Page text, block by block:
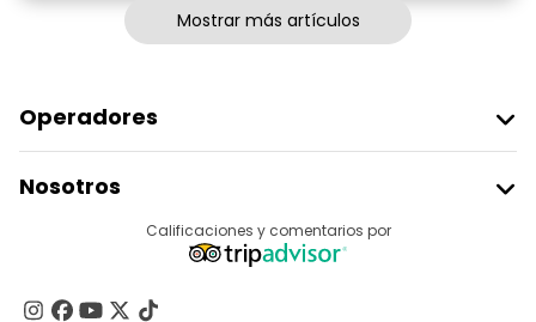
Mostrar más artículos
Operadores
Acceder Como Proveedor
Programa De Afiliados
Nosotros
Contacto
Calificaciones y comentarios por